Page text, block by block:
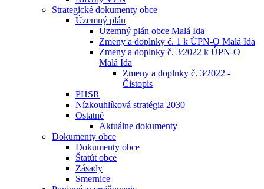
Strategické dokumenty obce
Územný plán
Uzemný plán obce Malá Ida
Zmeny a doplnky č. 1 k ÚPN-O Malá Ida
Zmeny a doplnky č. 3⁄2022 k ÚPN-O
Malá Ida
Zmeny a doplnky č. 3⁄2022 -
Čistopis
PHSR
Nízkouhlíková stratégia 2030
Ostatné
Aktuálne dokumenty
Dokumenty obce
Dokumenty obce
Štatút obce
Zásady
Smernice